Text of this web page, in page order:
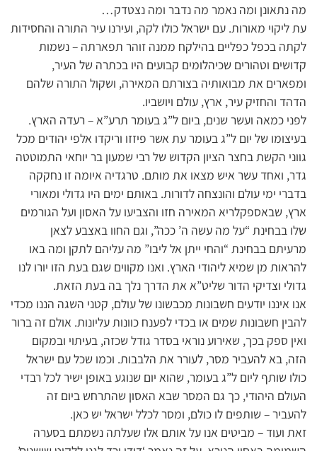
מה נתאונן ומה נאמר מה נדבר ומה נצטדק…
עת ליקוי מאורות. עם ישראל כולו לקה, ועירנו עיר התורה והחסידות
לקתה בכפל כפליים בהילקח ממנה זוהר תפארתה – נשמות
קדושים וטהורים שכיהלומים קבועים היו בכתרה של העיר,
ומפארים את מבואותיה בצורתם המאירה, ושקול התורה שלהם
הדהד והחזיק עיר, ארץ, עולם ויושביו.
לפני כמאה ועשר שנים, ביום ל”ג בעומר תרע”א – רעדה הארץ.
בעיצומו של יום ל”ג בעומר עת אשר פיזזו וריקדו אלפי יהודים מכל
גווני הקשת בחצר הציון הקדוש של רבי שמעון בר יוחאי התמוטטה
גדר, ואחד עשר איש מצאו את מותם. טרגדיה איומה זו נחקקה
בדברי ימי עולם והונצחה לדורות. באותם ימים היו גדולי ומאורי
ארץ, שבאספקלריא המאירה חזו והצביעו על האסון ועל הגורמים
שלו בבחינת “על מה עשה ה’ ככה”, וגם החוו באצבע לצאן
מרעיתם בבחינת “והחי ייתן אל ליבו” מה עליהם לתקן ומה באו
להראות מן שמיא ליהודי הארץ. ואנו מקווים שגם בעת הזו יורו לנו
גדולי וצדיקי הדור שליט”א את הדרך נלך בה בעת הזאת.
אנו איננו יודעים חשבונות מכבשונו של עולם, קטני השגה הננו מכדי
להבין חשבונות שמים או בכדי לפענח כוונות עליונות. אולם זה ברור
ואין ספק בכך, שאירוע נוראי בסדר גודל שכזה, בעיתוי ובמקום
הזה, בא להעביר מסר, לעורר את הלבבות. וכמו שכל עם ישראל
כולו שותף ליום ל”ג בעומר, שהוא יום שנוגע באופן ישיר לכל רבדי
העולם היהודי, כך גם המסר שבא האסון שהתרחש ביום זה
להעביר – שותפים לו כולם, ומסר לכלל ישראל יש כאן.
זאת ועוד – מביטים אנו על אותם אלו שעלתה נשמתם בסערה